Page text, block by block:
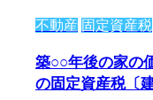
不動産 固定資産税
築○○年後の家の
の固定資産税〔